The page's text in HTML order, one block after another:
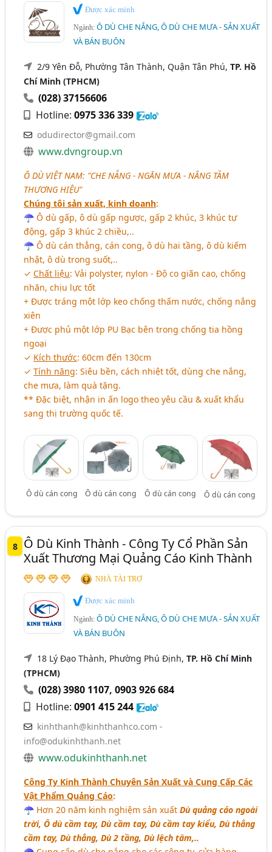
Được xác minh
Ngành:Ô DÙ CHE NẮNG, Ô DÙ CHE MƯA - SẢN XUẤT
VÀ BÁN BUÔN
2/9 Yên Đỗ, Phường Tân Thành, Quận Tân Phú,TP. Hồ
Chí Minh (TPHCM)
(028) 37156606
Hotline:0975 336 339
odudirector@gmail.com
www.dvngroup.vn
Ô DÙ VIỆT NAM: "CHE NẮNG - NGĂN MƯA - NÂNG TẦM
THƯƠNG HIỆU"
Chúng tôi sản xuất, kinh doanh:
☂ Ô dù gấp, ô dù gấp ngược, gấp 2 khúc, 3 khúc tự
động, gấp 3 khúc 2 chiều,..
☂ Ô dù cán thẳng, cán cong, ô dù hai tầng, ô dù kiếm
nhật, ô dù trong suốt,..
✓Chất liệu: Vải polyster, nylon - Độ co giãn cao, chống
nhăn, chịu lực tốt
+ Được tráng một lớp keo chống thấm nước, chống nắng
xiên
+ Được phủ một lớp PU Bạc bên trong chống tia hồng
ngoại
✓ Kích thước: 60cm đến 130cm
✓Tính năng: Siêu bền, cách nhiệt tốt, dùng che nắng,
che mưa, làm quà tặng.
** Đặc biệt, nhận in ấn logo theo yêu cầu & xuất khẩu
sang thị trường quốc tế.
Ô dù cán cong Ô dù cán cong Ô dù cán cong Ô dù cán cong
8
Ô Dù Kinh Thành - Công Ty Cổ Phần Sản
Xuất Thương Mại Quảng Cáo Kinh Thành
NHÀ TÀI TRỢ
Được xác minh
Ngành:Ô DÙ CHE NẮNG, Ô DÙ CHE MƯA - SẢN XUẤT
VÀ BÁN BUÔN
18 Lý Đạo Thành, Phường Phú Định,TP. Hồ Chí Minh
(TPHCM)
(028) 3980 1107,0903 926 684
Hotline:0901 415 244
kinhthanh@kinhthanhco.com -
info@odukinhthanh.net
www.odukinhthanh.net
Công Ty Kinh Thành Chuyên Sản Xuất và Cung Cấp Các
Vật Phẩm Quảng Cáo:
☂ Hơn 20 năm kinh nghiệm sản xuấtDù quảng cáo ngoài
trời, Ô dù cầm tay, Dù cầm tay, Dù cầm tay kiểu, Dù thẳng
cầm tay, Dù thẳng, Dù 2 tầng, Dù lệch tâm,..